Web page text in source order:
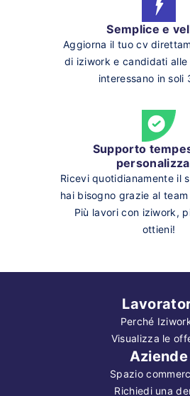
Semplice e
Aggiorna il tuo cv
di iziwork e candidati
interessano in soli
Supporto
Ricevi quotidianamente il
hai bisogno grazie al
Più lavori con iziwork,
ottieni!
Perché
Visualizza le
Aziende
Spazio
Richiedi una